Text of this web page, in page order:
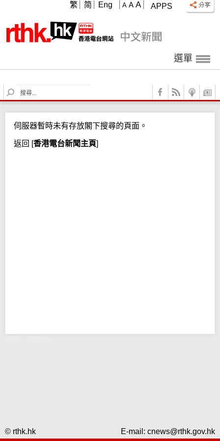
APPS
A A A
繁 简 Eng
選單
S
e
c
h
伺服器暫時未有存放閣下搜尋的頁面。
返回 [香港電台新聞主頁]
© rthk.hk E-mail: cnews@rthk.gov.hk